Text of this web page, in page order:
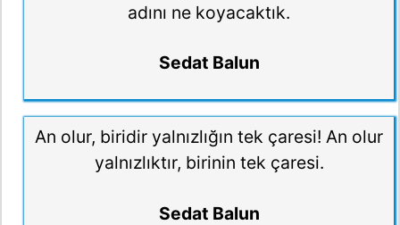
adını ne koyacaktık.
Sedat Balun
An olur, biridir yalnızlığın tek çaresi! An olur
yalnızlıktır, birinin tek çaresi.
Sedat Balun